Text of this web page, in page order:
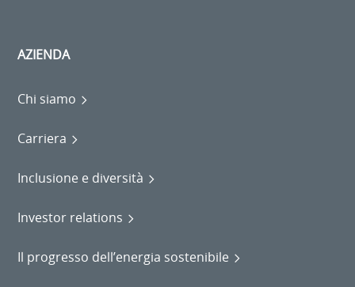
AZIENDA
Chi siamo
Carriera
Inclusione e diversità
Investor relations
Il progresso dell’energia sostenibile